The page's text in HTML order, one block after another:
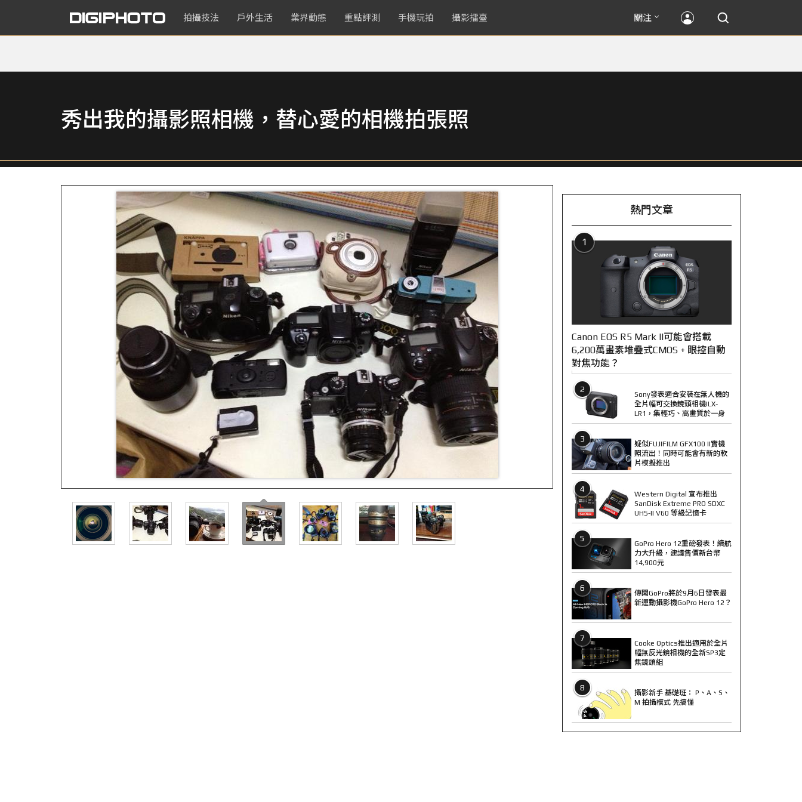
拍攝技法 戶外生活 業界動態 重點評測 手機玩拍 攝影擂臺 關注
秀出我的攝影照相機，替心愛的相機拍張照
熱門文章
1
Canon EOS R5 Mark II可能會搭載
6,200萬畫素堆疊式CMOS + 眼控自動
對焦功能？
2
Sony發表適合安裝在無人機的
全片幅可交換鏡頭相機ILX-
LR1，集輕巧、高畫質於一身
3
疑似FUJIFILM GFX100 II實機
照流出！同時可能會有新的軟
片模擬推出
4
Western Digital 宣布推出
SanDisk Extreme PRO SDXC
UHS-II V60 等級記憶卡
5
GoPro Hero 12重磅發表！續航
力大升級，建議售價新台幣
14,900元
6
傳聞GoPro將於9月6日發表最
新運動攝影機GoPro Hero 12？
7
Cooke Optics推出適用於全片
幅無反光鏡相機的全新SP3定
焦鏡頭組
8
攝影新手 基礎班： P、A、S、
M 拍攝模式 先搞懂